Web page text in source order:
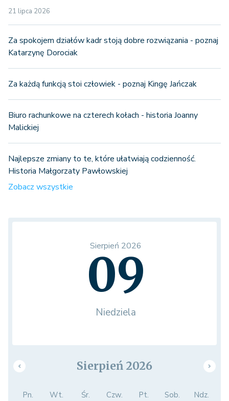
21 lipca 2026
Za spokojem działów kadr stoją dobre rozwiązania - poznaj
Katarzynę Dorociak
Za każdą funkcją stoi człowiek - poznaj Kingę Jańczak
Biuro rachunkowe na czterech kołach - historia Joanny
Malickiej
Najlepsze zmiany to te, które ułatwiają codzienność.
Historia Małgorzaty Pawłowskiej
Zobacz wszystkie
Sierpień 2026
09
Niedziela
Sierpień 2026
Pn. Wt. Śr. Czw. Pt. Sob. Ndz.